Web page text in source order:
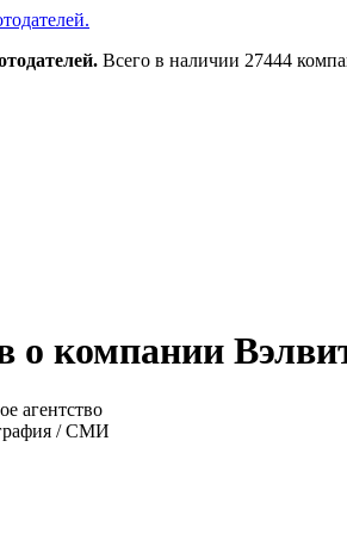
Всего в наличии 27444
компании
агентство
/ СМИ